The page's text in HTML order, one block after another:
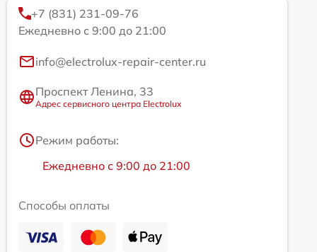
+7 (831) 231-09-76
Ежедневно с 9:00 до 21:00
info@electrolux-repair-center.ru
Проспект Ленина, 33
Адрес сервисного центра Electrolux
Режим работы:
Ежедневно с 9:00 до 21:00
Способы оплаты